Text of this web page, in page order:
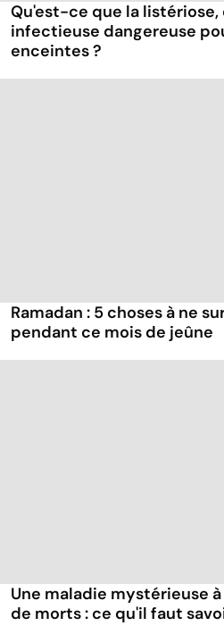
Qu'est-ce que la
infectieuse dangereuse
enceintes ?
Ramadan : 5 choses à ne
pendant ce mois de jeûne
Une maladie mystérieuse
de morts : ce qu'il faut